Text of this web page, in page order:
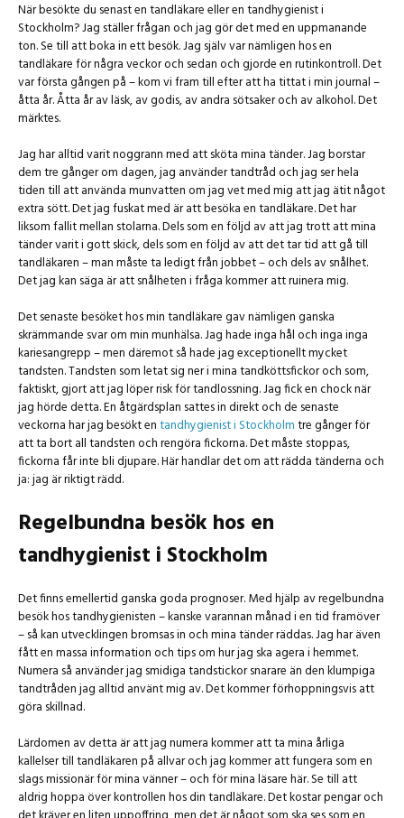
När besökte du senast en tandläkare eller en tandhygienist i
Stockholm? Jag ställer frågan och jag gör det med en uppmanande
ton. Se till att boka in ett besök. Jag själv var nämligen hos en
tandläkare för några veckor och sedan och gjorde en rutinkontroll. Det
var första gången på – kom vi fram till efter att ha tittat i min journal –
åtta år. Åtta år av läsk, av godis, av andra sötsaker och av alkohol. Det
märktes.
Jag har alltid varit noggrann med att sköta mina tänder. Jag borstar
dem tre gånger om dagen, jag använder tandtråd och jag ser hela
tiden till att använda munvatten om jag vet med mig att jag ätit något
extra sött. Det jag fuskat med är att besöka en tandläkare. Det har
liksom fallit mellan stolarna. Dels som en följd av att jag trott att mina
tänder varit i gott skick, dels som en följd av att det tar tid att gå till
tandläkaren – man måste ta ledigt från jobbet – och dels av snålhet.
Det jag kan säga är att snålheten i fråga kommer att ruinera mig.
Det senaste besöket hos min tandläkare gav nämligen ganska
skrämmande svar om min munhälsa. Jag hade inga hål och inga inga
kariesangrepp – men däremot så hade jag exceptionellt mycket
tandsten. Tandsten som letat sig ner i mina tandköttsfickor och som,
faktiskt, gjort att jag löper risk för tandlossning. Jag fick en chock när
jag hörde detta. En åtgärdsplan sattes in direkt och de senaste
veckorna har jag besökt entandhygienist i Stockholmtre gånger för
att ta bort all tandsten och rengöra fickorna. Det måste stoppas,
fickorna får inte bli djupare. Här handlar det om att rädda tänderna och
ja: jag är riktigt rädd.
Regelbundna besök hos en
tandhygienist i Stockholm
Det finns emellertid ganska goda prognoser. Med hjälp av regelbundna
besök hos tandhygienisten – kanske varannan månad i en tid framöver
– så kan utvecklingen bromsas in och mina tänder räddas. Jag har även
fått en massa information och tips om hur jag ska agera i hemmet.
Numera så använder jag smidiga tandstickor snarare än den klumpiga
tandtråden jag alltid använt mig av. Det kommer förhoppningsvis att
göra skillnad.
Lärdomen av detta är att jag numera kommer att ta mina årliga
kallelser till tandläkaren på allvar och jag kommer att fungera som en
slags missionär för mina vänner – och för mina läsare här. Se till att
aldrig hoppa över kontrollen hos din tandläkare. Det kostar pengar och